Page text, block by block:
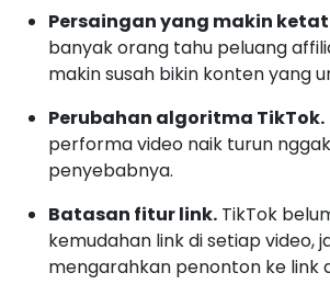
Persaingan yang makin
banyak orang tahu peluang
makin susah bikin konten yang
Perubahan algoritma TikTok.
performa video naik turun
penyebabnya.
Batasan fitur link. TikTok
kemudahan link di setiap video,
mengarahkan penonton ke link